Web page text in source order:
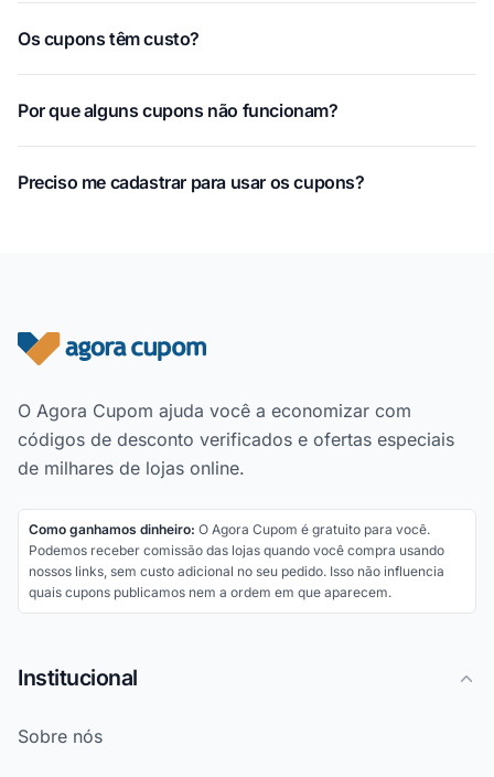
Os cupons têm custo?
Por que alguns cupons não funcionam?
Preciso me cadastrar para usar os cupons?
Rodapé do site
O Agora Cupom ajuda você a economizar com
códigos de desconto verificados e ofertas especiais
de milhares de lojas online.
Como ganhamos dinheiro: O Agora Cupom é gratuito para você.
Podemos receber comissão das lojas quando você compra usando
nossos links, sem custo adicional no seu pedido. Isso não influencia
quais cupons publicamos nem a ordem em que aparecem.
Institucional
Sobre nós